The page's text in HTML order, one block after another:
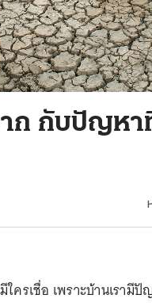
าก กับปัญห
ครเชื่อ เพราะบ้านเรา